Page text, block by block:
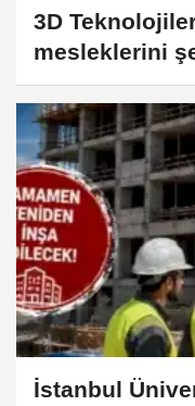
3D
mesleklerini
İstanbul